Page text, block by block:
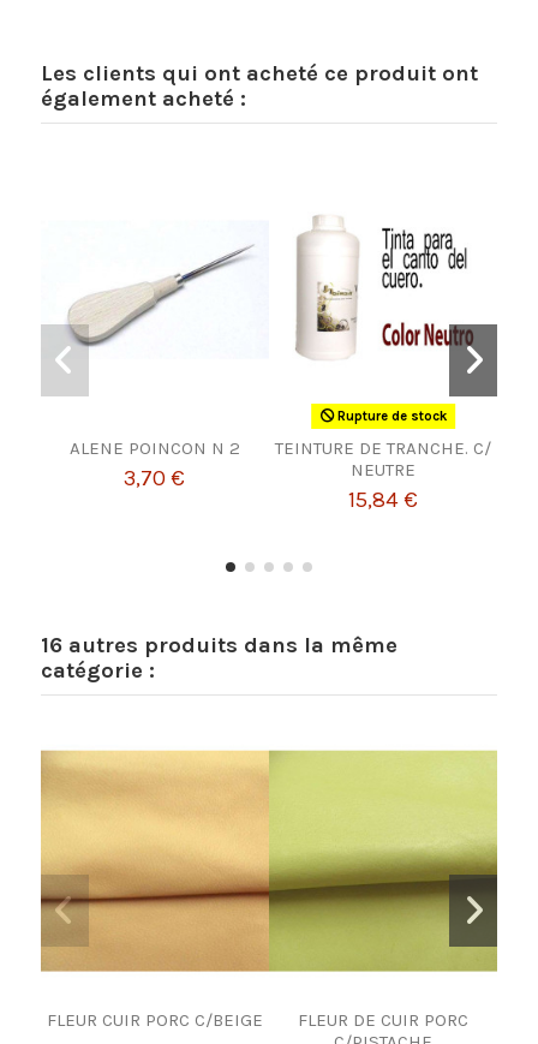
Les clients qui ont acheté ce produit ont
également acheté :
ALENE POINCON N 2
3,70 €
Rupture de stock
TEINTURE DE TRANCHE. C/
NEUTRE
15,84 €
16 autres produits dans la même
catégorie :
FLEUR CUIR PORC C/BEIGE
FLEUR DE CUIR PORC